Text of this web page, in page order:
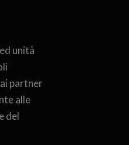
unità
partner
alle
del